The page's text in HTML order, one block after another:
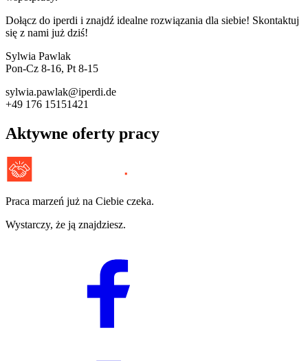
Dołącz do iperdi i znajdź idealne rozwiązania dla siebie! Skontaktuj
się z nami już dziś!
Sylwia Pawlak
Pon-Cz 8-16, Pt 8-15
sylwia.pawlak@iperdi.de
+49 176 15151421
Aktywne oferty pracy
Praca marzeń już na Ciebie czeka.
Wystarczy, że ją znajdziesz.